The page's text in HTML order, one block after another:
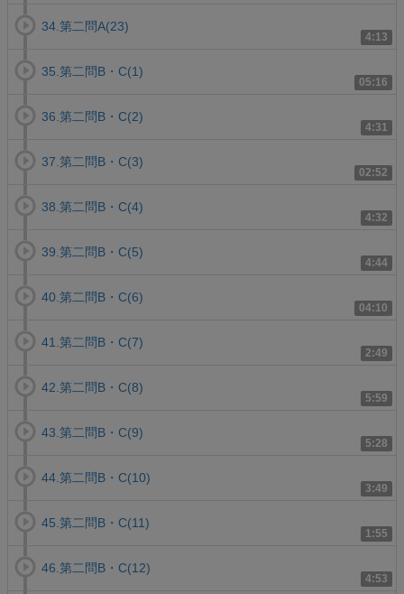
4:13
34.第二問A(23)
05:16
35.第二問B・C(1)
4:31
36.第二問B・C(2)
02:52
37.第二問B・C(3)
4:32
38.第二問B・C(4)
4:44
39.第二問B・C(5)
04:10
40.第二問B・C(6)
2:49
41.第二問B・C(7)
5:59
42.第二問B・C(8)
5:28
43.第二問B・C(9)
3:49
44.第二問B・C(10)
1:55
45.第二問B・C(11)
4:53
46.第二問B・C(12)